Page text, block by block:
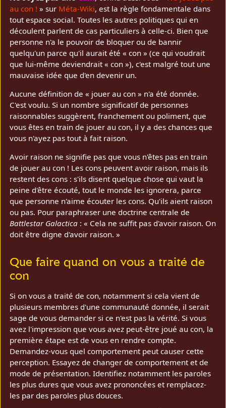
au con ! » sur Méta-Wiki, est la règle fondamentale dans
tout espace social. Toutes les autres politiques qui en
découlent parlent de cas particuliers à celle-ci. Bien que
personne n'a le pouvoir de bloquer ou de bannir
quelqu'un parce qu'il aurait été « con » (ce qui voudrait
que lui-même deviendrait « con »), c'est malgré tout une
mauvaise idée que d'en devenir un.
Aucune définition de « jouer au con » n'a été donnée.
C'est voulu. Si un nombre significatif de personnes
raisonnables suggèrent, franchement ou poliment, que
vous êtes en train de jouer au con, il y a des chances que
vous n'ayez pas tout à fait raison.
Avoir raison ne signifie pas que vous n'êtes pas en train
de jouer au con ! Les cons peuvent avoir raison, mais ils
restent des cons : s'ils disent quelque chose qui vaut la
peine d'être écouté, tout le monde les ignorera, parce
que personne n'aime écouter les cons. Qu'ils aient raison
ou pas. Pour paraphraser une doctrine centrale de
Battlestar Galactica : « Cela ne suffit pas d'avoir raison. On
doit être digne d'avoir raison. »
Que faire quand on vous a traité de
con
Si on vous a traité de con, notamment si cela vient de
plusieurs membres d'une communauté donnée, il serait
sage de vous demander si ce n'est pas la vérité. Si vous
avez l'impression que vous avez peut-être joué au con, la
première étape est de vous en rendre compte.
Demandez-vous quel comportement peut causer cette
perception. Essayez de changer de comportement et de
mode de présentation. Identifiez notamment les paroles
les plus dures que vous avez prononcées et remplacez-
les par des paroles plus douces.